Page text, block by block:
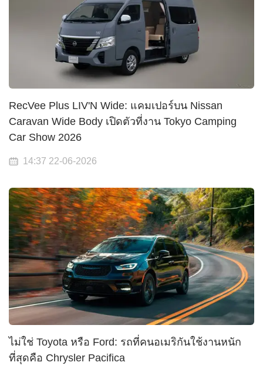
RecVee Plus LIV'N Wide: แคมเปอร์บน Nissan
Caravan Wide Body เปิดตัวที่งาน Tokyo Camping
Car Show 2026
14:37 22-06-2026
ไม่ใช่ Toyota หรือ Ford: รถที่คนอเมริกันใช้งานหนัก
ที่สุดคือ Chrysler Pacifica